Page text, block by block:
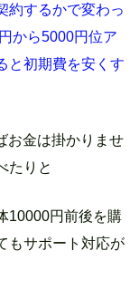
約するかで変わっ
から5000円位ア
と初期費を安くす
お金は掛かりませ
たりと
10000円前後を購
もサポート対応が